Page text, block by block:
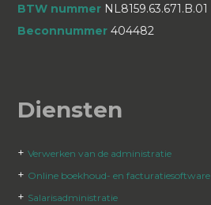
BTW nummer NL8159.63.671.B.01
Beconnummer 404482
Diensten
+Verwerken van de administratie
+ Online boekhoud- en facturatiesoftware
+ Salarisadministratie